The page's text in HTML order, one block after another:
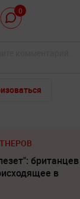
0
британцев
в